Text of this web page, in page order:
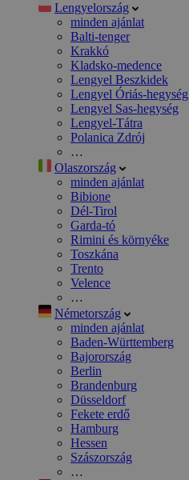
Lengyelország
minden ajánlat
Balti-tenger
Krakkó
Kladsko-medence
Lengyel Beszkidek
Lengyel Óriás-hegység
Lengyel Sas-hegység
Lengyel-Tátra
Polanica Zdrój
…
Olaszország
minden ajánlat
Bibione
Dél-Tirol
Garda-tó
Rimini és környéke
Toszkána
Trento
Velence
…
Németország
minden ajánlat
Baden-Württemberg
Bajorország
Berlin
Brandenburg
Düsseldorf
Fekete erdő
Hamburg
Hessen
Szászország
…